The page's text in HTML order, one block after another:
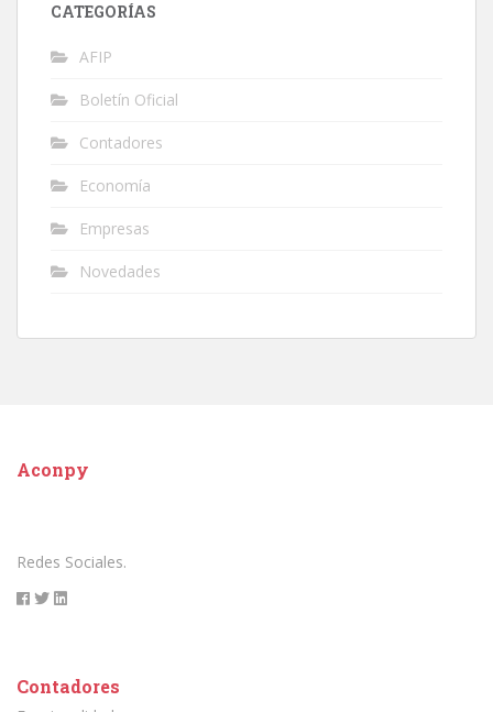
CATEGORÍAS
AFIP
Boletín Oficial
Contadores
Economía
Empresas
Novedades
Aconpy
Redes Sociales.
Contadores